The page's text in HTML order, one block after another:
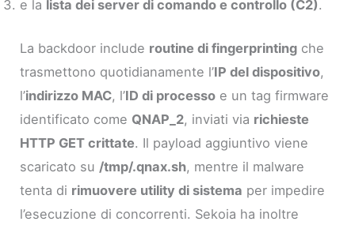
e la lista dei server di comando e controllo (C2).
La backdoor include routine di fingerprinting che
trasmettono quotidianamente l’IP del dispositivo,
l’indirizzo MAC, l’ID di processo e un tag firmware
identificato come QNAP_2, inviati via richieste
HTTP GET crittate. Il payload aggiuntivo viene
scaricato su /tmp/.qnax.sh, mentre il malware
tenta di rimuovere utility di sistema per impedire
l’esecuzione di concorrenti. Sekoia ha inoltre